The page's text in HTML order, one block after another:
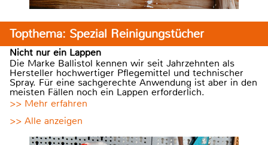
Topthema: Spezial Reinigungstücher
Nicht nur ein Lappen
Die Marke Ballistol kennen wir seit Jahrzehnten als
Hersteller hochwertiger Pflegemittel und technischer
Spray. Für eine sachgerechte Anwendung ist aber in den
meisten Fällen noch ein Lappen erforderlich.
>> Mehr erfahren
>> Alle anzeigen